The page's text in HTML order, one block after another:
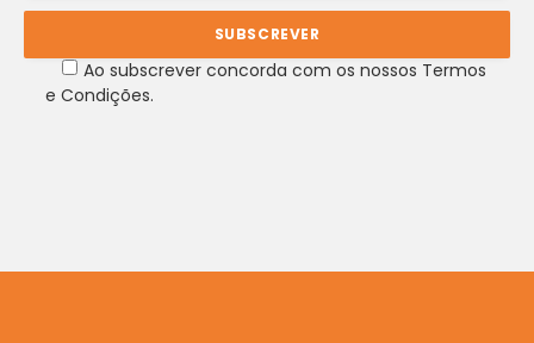
Ao subscrever concorda com os nossos Termos
e Condições.